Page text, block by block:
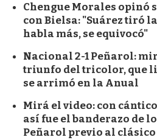
Chengue Morales opinó
con Bielsa: "Suárez tiró
habla más, se equivocó"
Nacional 2-1 Peñarol:
triunfo del tricolor, que
se arrimó en la Anual
Mirá el video: con
así fue el banderazo de
Peñarol previo al clásico